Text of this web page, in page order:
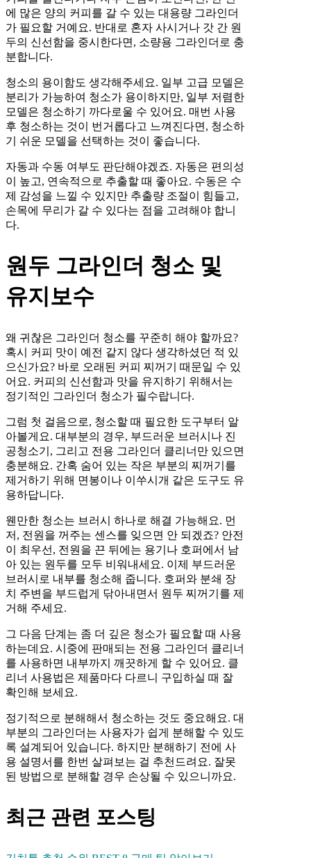
에 많은 양의 커피를 갈 수 있는 대용량 그라인더
가 필요할 거예요. 반대로 혼자 사시거나 갓 간 원
두의 신선함을 중시한다면, 소량용 그라인더로 충
분합니다.
청소의 용이함도 생각해주세요. 일부 고급 모델은
분리가 가능하여 청소가 용이하지만, 일부 저렴한
모델은 청소하기 까다로울 수 있어요. 매번 사용
후 청소하는 것이 번거롭다고 느껴진다면, 청소하
기 쉬운 모델을 선택하는 것이 좋습니다.
자동과 수동 여부도 판단해야겠죠. 자동은 편의성
이 높고, 연속적으로 추출할 때 좋아요. 수동은 수
제 감성을 느낄 수 있지만 추출량 조절이 힘들고,
손목에 무리가 갈 수 있다는 점을 고려해야 합니
다.
원두 그라인더 청소 및
유지보수
왜 귀찮은 그라인더 청소를 꾸준히 해야 할까요?
혹시 커피 맛이 예전 같지 않다 생각하셨던 적 있
으신가요? 바로 오래된 커피 찌꺼기 때문일 수 있
어요. 커피의 신선함과 맛을 유지하기 위해서는
정기적인 그라인더 청소가 필수랍니다.
그럼 첫 걸음으로, 청소할 때 필요한 도구부터 알
아볼게요. 대부분의 경우, 부드러운 브러시나 진
공청소기, 그리고 전용 그라인더 클리너만 있으면
충분해요. 간혹 숨어 있는 작은 부분의 찌꺼기를
제거하기 위해 면봉이나 이쑤시개 같은 도구도 유
용하답니다.
웬만한 청소는 브러시 하나로 해결 가능해요. 먼
저, 전원을 꺼주는 센스를 잊으면 안 되겠죠? 안전
이 최우선, 전원을 끈 뒤에는 용기나 호퍼에서 남
아 있는 원두를 모두 비워내세요. 이제 부드러운
브러시로 내부를 청소해 줍니다. 호퍼와 분쇄 장
치 주변을 부드럽게 닦아내면서 원두 찌꺼기를 제
거해 주세요.
그 다음 단계는 좀 더 깊은 청소가 필요할 때 사용
하는데요. 시중에 판매되는 전용 그라인더 클리너
를 사용하면 내부까지 깨끗하게 할 수 있어요. 클
리너 사용법은 제품마다 다르니 구입하실 때 잘
확인해 보세요.
정기적으로 분해해서 청소하는 것도 중요해요. 대
부분의 그라인더는 사용자가 쉽게 분해할 수 있도
록 설계되어 있습니다. 하지만 분해하기 전에 사
용 설명서를 한번 살펴보는 걸 추천드려요. 잘못
된 방법으로 분해할 경우 손상될 수 있으니까요.
최근 관련 포스팅